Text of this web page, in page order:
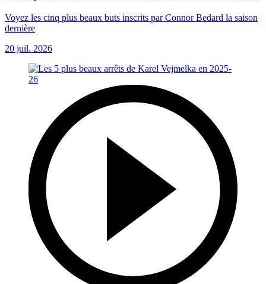
Voyez les cinq plus beaux buts inscrits par Connor Bedard la saison
dernière
20 juil. 2026